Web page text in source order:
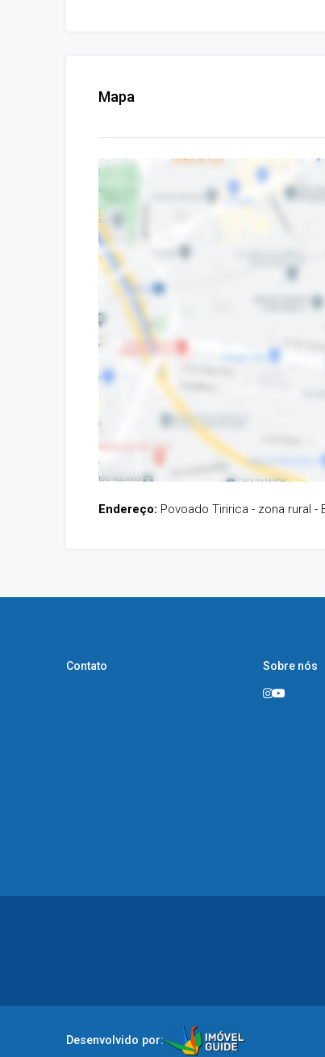
Mapa
Endereço: Povoado Tiririca - zona rural -
Contato Sobre nós
Desenvolvido por: